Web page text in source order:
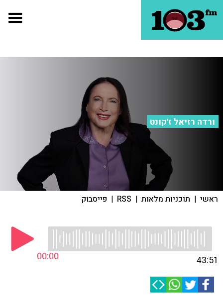
ורדה רזיאל ז'קונט
ראשי | תוכניות מלאות |
RSS
| פייסבוק
00:00 43:51